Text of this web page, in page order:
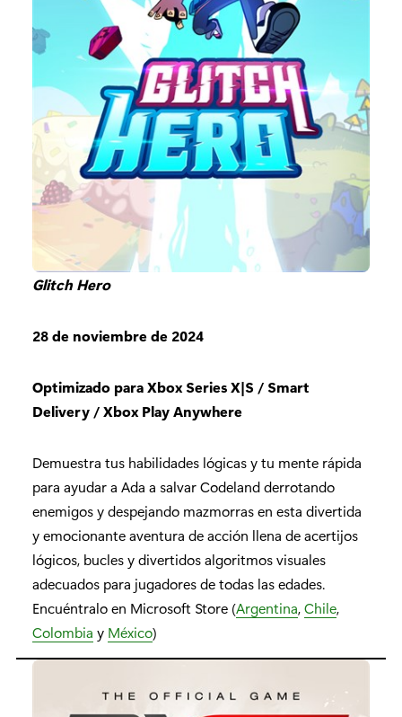
Glitch Hero
28 de noviembre de 2024
Optimizado para Xbox Series X|S / Smart
Delivery / Xbox Play Anywhere
Demuestra tus habilidades lógicas y tu mente rápida
para ayudar a Ada a salvar Codeland derrotando
enemigos y despejando mazmorras en esta divertida
y emocionante aventura de acción llena de acertijos
lógicos, bucles y divertidos algoritmos visuales
adecuados para jugadores de todas las edades.
Encuéntralo en Microsoft Store (Argentina,Chile,
Colombia y México)